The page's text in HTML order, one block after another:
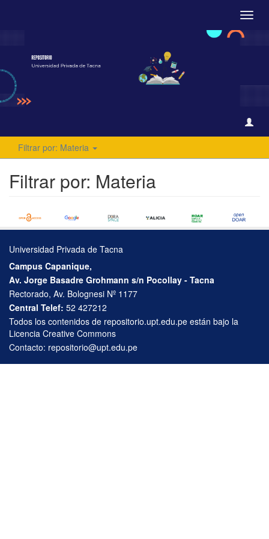
Filtrar por: Materia
Filtrar por: Materia
Universidad Privada de Tacna
Campus Capanique,
Av. Jorge Basadre Grohmann s/n Pocollay - Tacna
Rectorado, Av. Bolognesi Nº 1177
Central Telef: 52 427212
Todos los contenidos de repositorio.upt.edu.pe están bajo la
Licencia Creative Commons
Contacto: repositorio@upt.edu.pe